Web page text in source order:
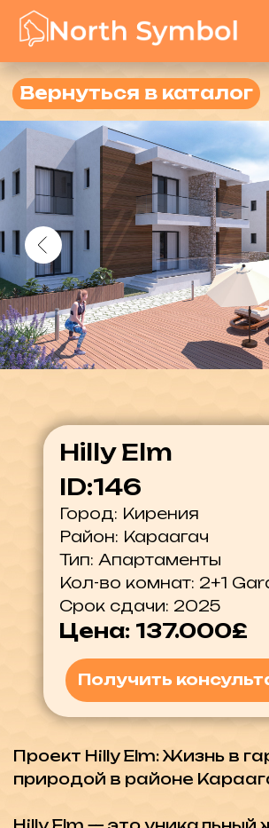
Hilly Elm
ID:146
Цена: 137.000£
Вернуться в каталог
Город: Кирения
Кол-во комнат: 2+1 Garden
Срок сдачи: 2025
Проект Hilly Elm: Жизнь в гармонии с
природой в районе Караагач, Кирения
Hilly Elm — это уникальный жилой
комплекс, расположенный в
живописном районе Караагач,
Кирения. В окружении исторических
предлагает образ жизни, полностью
гармонирующий с природой. Чистый и
бодрящий воздух, идиллические горы
и мирное окружение создают
обеспечивая расслабляющую
передышку от шумных городских
районов.
Всего в комплексе представлено 36
Получить консультацию